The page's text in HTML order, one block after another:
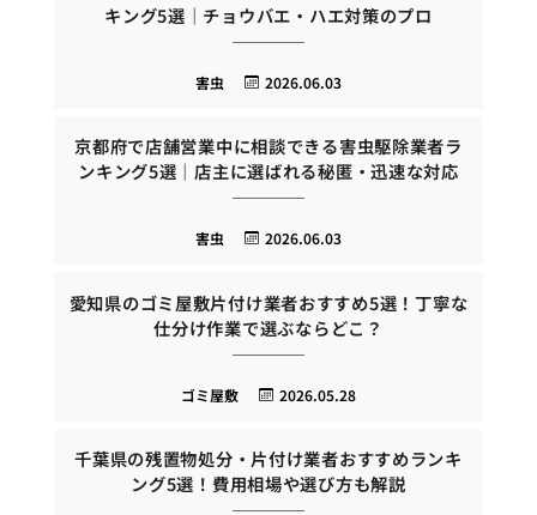
キング5選｜チョウバエ・ハエ対策のプロ
2026.06.03
害虫
京都府で店舗営業中に相談できる害虫駆除業者ラ
ンキング5選｜店主に選ばれる秘匿・迅速な対応
2026.06.03
害虫
愛知県のゴミ屋敷片付け業者おすすめ5選！丁寧な
仕分け作業で選ぶならどこ？
2026.05.28
ゴミ屋敷
千葉県の残置物処分・片付け業者おすすめランキ
ング5選！費用相場や選び方も解説